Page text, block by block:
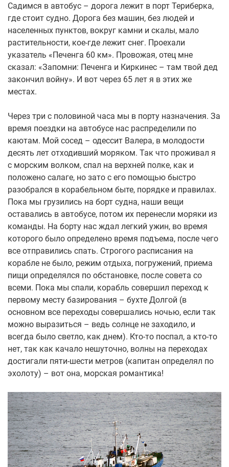
Садимся в автобус – дорога лежит в порт Териберка,
где стоит судно. Дорога без машин, без людей и
населенных пунктов, вокруг камни и скалы, мало
растительности, кое-где лежит снег. Проехали
указатель «Печенга 60 км». Провожая, отец мне
сказал: «Запомни: Печенга и Киркинес – там твой дед
закончил войну». И вот через 65 лет я в этих же
местах.
Через три с половиной часа мы в порту назначения. За
время поездки на автобусе нас распределили по
каютам. Мой сосед – одессит Валера, в молодости
десять лет отходивший моряком. Так что проживал я
с морским волком, спал на верхней полке, как и
положено салаге, но зато с его помощью быстро
разобрался в корабельном быте, порядке и правилах.
Пока мы грузились на борт судна, наши вещи
оставались в автобусе, потом их перенесли моряки из
команды. На борту нас ждал легкий ужин, во время
которого было определено время подъема, после чего
все отправились спать. Строгого расписания на
корабле не было, режим отдыха, погружений, приема
пищи определялся по обстановке, после совета со
всеми. Пока мы спали, корабль совершил переход к
первому месту базирования – бухте Долгой (в
основном все переходы совершались ночью, если так
можно выразиться – ведь солнце не заходило, и
всегда было светло, как днем). Кто-то поспал, а кто-то
нет, так как качало нешуточно, волны на переходах
достигали пяти-шести метров (капитан определял по
эхолоту) – вот она, морская романтика!